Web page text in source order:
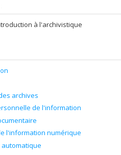
à l'archivistique
archives
de l'information
l'information numérique